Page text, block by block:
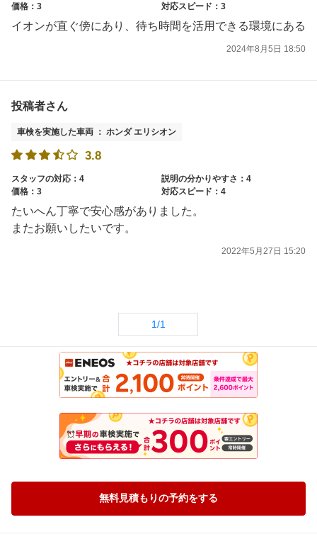
価格：3
対応スピード：3
イオンが直ぐ傍にあり、待ち時間を活用できる環境にある
2024年8月5日 18:50
投稿者さん
車検を実施した車両 ： ホンダ エリシオン
3.8
スタッフの対応：4
説明の分かりやすさ：4
価格：3
対応スピード：4
たいへん丁寧で安心感がありました。
またお願いしたいです。
2022年5月27日 15:20
1/1
無料見積もりの予約をする